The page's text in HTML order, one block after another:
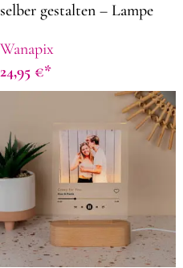
selber gestalten – Lampe
Weihnachtsdeko selbst
gestalten
Wanapix
24,95 €